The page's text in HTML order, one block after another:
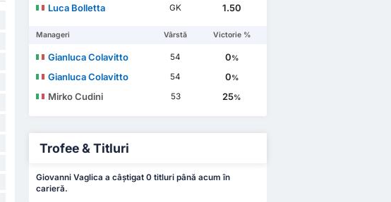
Luca Bolletta
GK 1.50
Manageri Vârstă Victorie %
Gianluca Colavitto 54 0%
Gianluca Colavitto 54 0%
Mirko Cudini 53 25%
Trofee & Titluri
Giovanni Vaglica a câștigat 0 titluri până acum în
carieră.